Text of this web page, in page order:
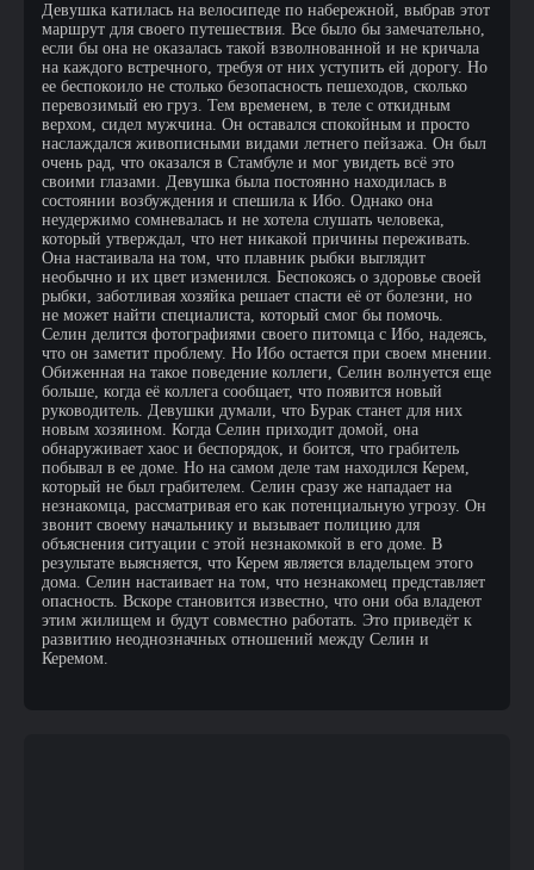
Девушка катилась на велосипеде по набережной, выбрав этот
маршрут для своего путешествия. Все было бы замечательно,
если бы она не оказалась такой взволнованной и не кричала
на каждого встречного, требуя от них уступить ей дорогу. Но
ее беспокоило не столько безопасность пешеходов, сколько
перевозимый ею груз. Тем временем, в теле с откидным
верхом, сидел мужчина. Он оставался спокойным и просто
наслаждался живописными видами летнего пейзажа. Он был
очень рад, что оказался в Стамбуле и мог увидеть всё это
своими глазами. Девушка была постоянно находилась в
состоянии возбуждения и спешила к Ибо. Однако она
неудержимо сомневалась и не хотела слушать человека,
который утверждал, что нет никакой причины переживать.
Она настаивала на том, что плавник рыбки выглядит
необычно и их цвет изменился. Беспокоясь о здоровье своей
рыбки, заботливая хозяйка решает спасти её от болезни, но
не может найти специалиста, который смог бы помочь.
Селин делится фотографиями своего питомца с Ибо, надеясь,
что он заметит проблему. Но Ибо остается при своем мнении.
Обиженная на такое поведение коллеги, Селин волнуется еще
больше, когда её коллега сообщает, что появится новый
руководитель. Девушки думали, что Бурак станет для них
новым хозяином. Когда Селин приходит домой, она
обнаруживает хаос и беспорядок, и боится, что грабитель
побывал в ее доме. Но на самом деле там находился Керем,
который не был грабителем. Селин сразу же нападает на
незнакомца, рассматривая его как потенциальную угрозу. Он
звонит своему начальнику и вызывает полицию для
объяснения ситуации с этой незнакомкой в его доме. В
результате выясняется, что Керем является владельцем этого
дома. Селин настаивает на том, что незнакомец представляет
опасность. Вскоре становится известно, что они оба владеют
этим жилищем и будут совместно работать. Это приведёт к
развитию неоднозначных отношений между Селин и
Керемом.